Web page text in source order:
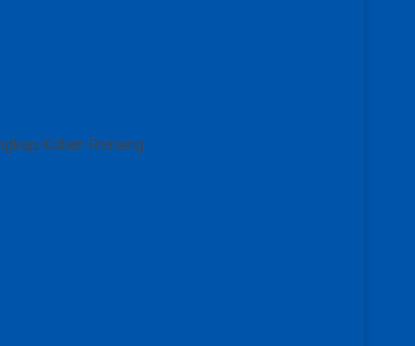
Kolam Renang